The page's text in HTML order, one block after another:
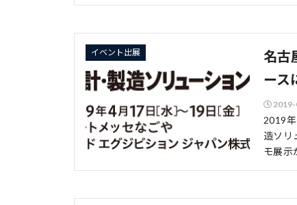
イベント出展
名古
ース
2019
造ソリ
モ展示